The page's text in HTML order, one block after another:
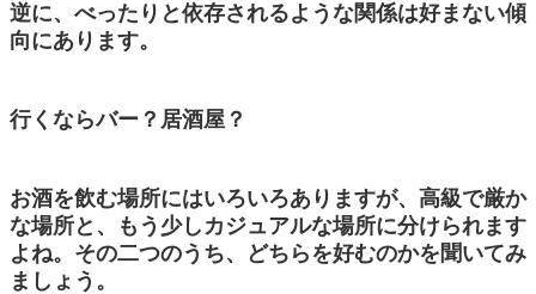
逆に、べったりと依存されるような関係は好まない傾
向にあります。
行くならバー？居酒屋？
お酒を飲む場所にはいろいろありますが、高級で厳か
な場所と、もう少しカジュアルな場所に分けられます
よね。その二つのうち、どちらを好むのかを聞いてみ
ましょう。